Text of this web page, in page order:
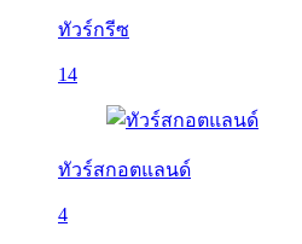
ทัวร์กรีซ
14
ทัวร์สกอตแลนด์
4